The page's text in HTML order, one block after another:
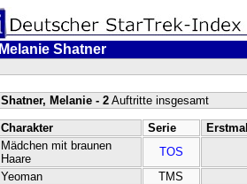
Melanie Shatner
Shatner, Melanie - 2Auftritte insgesamt
Charakter Serie
Mädchen mit braunen
Haare
TOS
Yeoman
TMS